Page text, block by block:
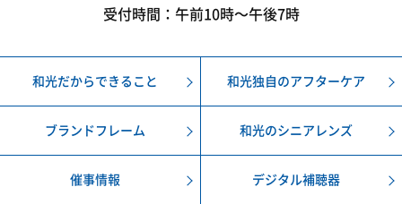
受付時間：午前10時〜午後7時
和光だからできること 和光独自のアフターケア
ブランドフレーム 和光のシニアレンズ
催事情報 デジタル補聴器